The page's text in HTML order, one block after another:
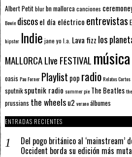
Albert Petitblurbn mallorcacanciones
Bowie discosel día eléctrico entrevistas
hipster Indie jane yo l.a. Lava fizz los
MALLORCA LIve FESTIVAL música
oasis Pau Forner Playlist pop radioRelatos Cortos
sputnik sputnik radio summer pie The Beatles
prussians the wheelsu2 veranoálbumes
ENTRADAS RECIENTES
Del pogo británico al ‘mainstream’
Occident borda su edición más